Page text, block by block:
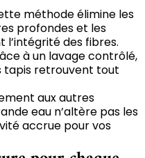
méthode élimine les
profondes et les
des fibres.
à un lavage contrôlé,
tapis retrouvent tout
aux autres
eau n’altère pas les
accrue pour vos